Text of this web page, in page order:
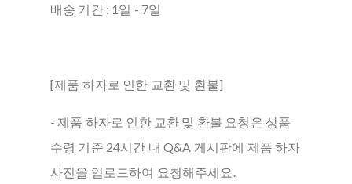
배송 기간 : 1일 - 7일
[제품 하자로 인한 교환 및 환불]
- 제품 하자로 인한 교환 및 환불 요청은 상품
수령 기준 24시간 내 Q&A 게시판에 제품 하자
사진을 업로드하여 요청해주세요.